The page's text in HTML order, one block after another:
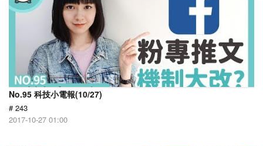
No.95 科技小電報(10/27)
# 243
2017-10-27 01:00